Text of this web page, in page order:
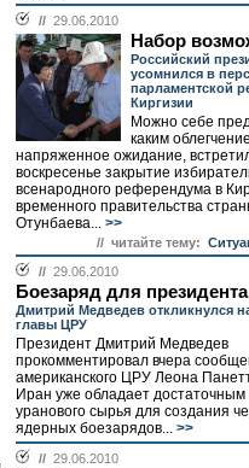
// 29.06.2010
Набор
Российский
усомнился в
парламентской
Киргизии
Можно себе
каким
напряженное ожидание,
воскресенье закрытие
всенародного референдума в
временного правительства
Отунбаева... >>
// читайте тему:
// 29.06.2010
Боезаряд для президента
Дмитрий Медведев откликнулся
главы ЦРУ
Президент Дмитрий Медведев
прокомментировал вчера
американского ЦРУ Леона
Иран уже обладает достаточным
уранового сырья для создания
ядерных боезарядов... >>
// 29.06.2010